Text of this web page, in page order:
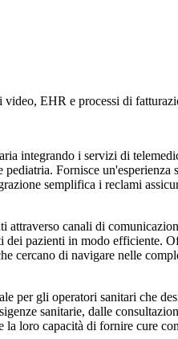
EHR e processi di
integrando i servizi di
Fornisce
semplifica i reclami
canali di
pazienti in modo efficiente.
di navigare nelle
per gli operatori sanitari che
sanitarie, dalle
loro capacità di fornire cure